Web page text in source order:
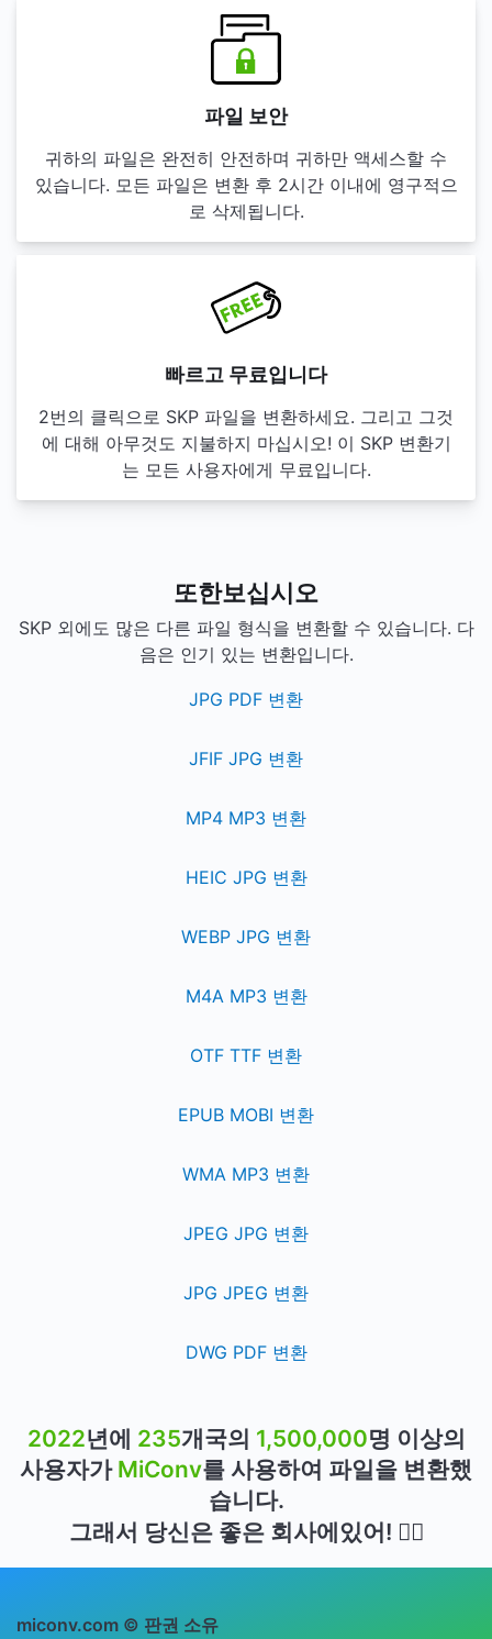
파일 보안
귀하의 파일은 완전히 안전하며 귀하만 액세스할 수
있습니다. 모든 파일은 변환 후 2시간 이내에 영구적으
로 삭제됩니다.
빠르고 무료입니다
2번의 클릭으로 SKP 파일을 변환하세요. 그리고 그것
에 대해 아무것도 지불하지 마십시오! 이 SKP 변환기
는 모든 사용자에게 무료입니다.
또한보십시오
SKP 외에도 많은 다른 파일 형식을 변환할 수 있습니다. 다
음은 인기 있는 변환입니다.
JPG PDF 변환
JFIF JPG 변환
MP4 MP3 변환
HEIC JPG 변환
WEBP JPG 변환
M4A MP3 변환
OTF TTF 변환
EPUB MOBI 변환
WMA MP3 변환
JPEG JPG 변환
JPG JPEG 변환
DWG PDF 변환
2022년에 235개국의 1,500,000명 이상의
사용자가 MiConv를 사용하여 파일을 변환했
습니다.
그래서 당신은 좋은 회사에있어! 👍🏻
miconv.com © 판권 소유